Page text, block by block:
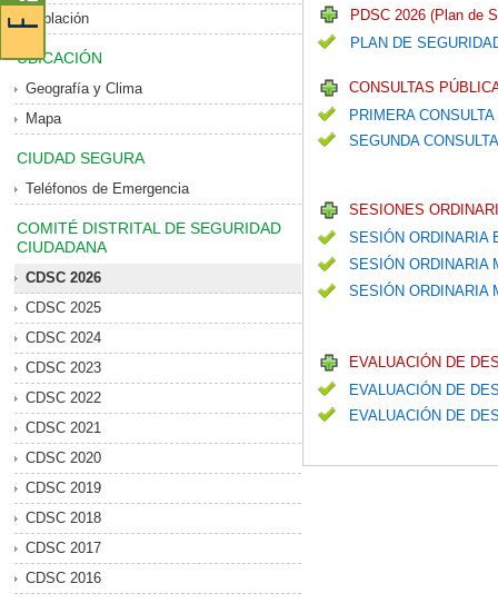
Población
UBICACIÓN
Geografía y Clima
Mapa
CIUDAD SEGURA
Teléfonos de Emergencia
COMITÉ DISTRITAL DE SEGURIDAD
CIUDADANA
CDSC 2026
CDSC 2025
CDSC 2024
CDSC 2023
CDSC 2022
CDSC 2021
CDSC 2020
CDSC 2019
CDSC 2018
CDSC 2017
CDSC 2016
PDSC 2026 (Plan de
PLAN DE
CONSULTAS
PRIMERA
SEGUNDA
SESIONES
SESIÓN ORDINARIA
SESIÓN ORDINARIA
SESIÓN ORDINARIA
EVALUACIÓN DE
EVALUACIÓN DE
EVALUACIÓN DE